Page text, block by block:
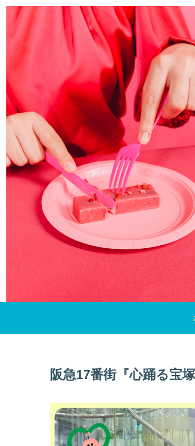
阪急17番街『心踊る宝